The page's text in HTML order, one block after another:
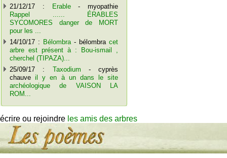
21/12/17 :
Erable- myopathie
Rappel ...... ÉRABLES
SYCOMORES danger de MORT
pour les ...
14/10/17 : Bélombra- bélombracet
arbre est présent à : Bou-ismail ,
cherchel (TIPAZA)...
25/09/17 : Taxodium - cyprès
chauve il y en à un dans le site
archéologique de VAISON LA
ROM...
écrire ou rejoindre les amis des arbres